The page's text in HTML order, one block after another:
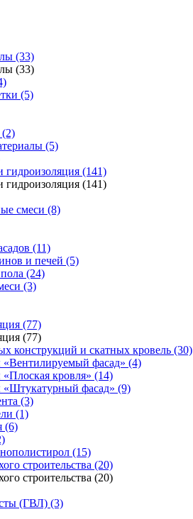
(33)
(33)
(5)
(2)
(5)
гидроизоляция (141)
гидроизоляция (141)
смеси (8)
(11)
и печей (5)
(24)
(3)
(77)
(77)
конструкций и скатных кровель (30)
«Вентилируемый фасад» (4)
кровля» (14)
«Штукатурный фасад» (9)
(3)
(1)
(6)
(15)
строительства (20)
строительства (20)
(ГВЛ) (3)